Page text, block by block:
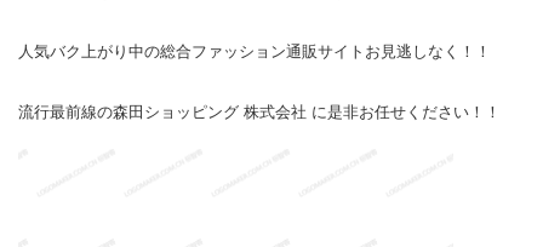
人気バク上がり中の総合ファッション通販サイトお見逃しなく！！
流行最前線の森田ショッピング 株式会社 に是非お任せください！！